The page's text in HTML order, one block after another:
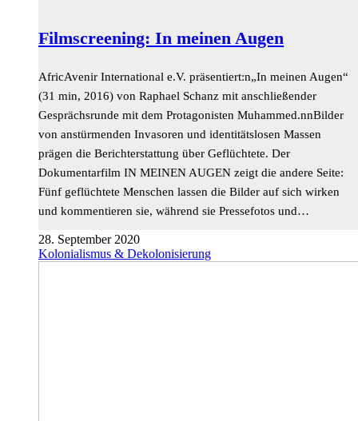
Filmscreening: In meinen Augen
AfricAvenir International e.V. präsentiert:n„In meinen Augen“
(31 min, 2016) von Raphael Schanz mit anschließender
Gesprächsrunde mit dem Protagonisten Muhammed.nnBilder
von anstürmenden Invasoren und identitätslosen Massen
prägen die Berichterstattung über Geflüchtete. Der
Dokumentarfilm IN MEINEN AUGEN zeigt die andere Seite:
Fünf geflüchtete Menschen lassen die Bilder auf sich wirken
und kommentieren sie, während sie Pressefotos und…
28. September 2020
Kolonialismus & Dekolonisierung